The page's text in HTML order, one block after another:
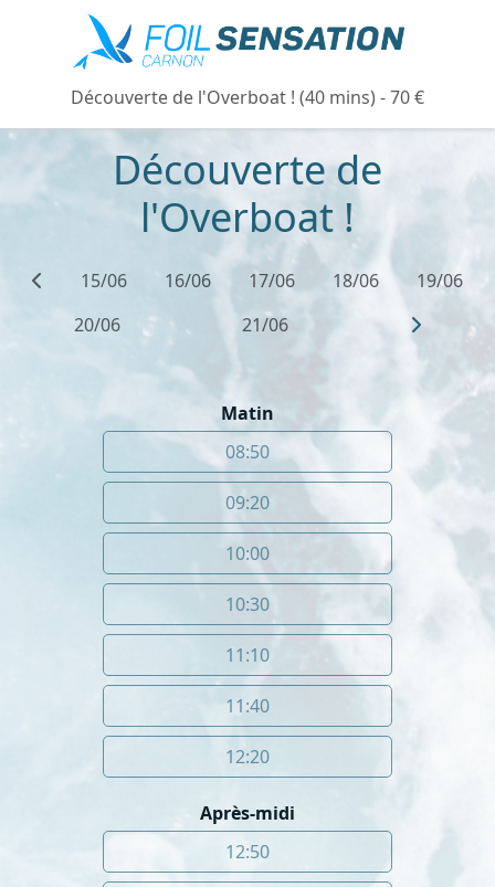
Découverte de l'Overboat ! (40 mins) - 70 €
Découverte de
l'Overboat !
15/06 16/06 17/06 18/06
19/06
20/06
21/06
Matin
08:50
09:20
10:00
10:30
11:10
11:40
12:20
Après-midi
12:50